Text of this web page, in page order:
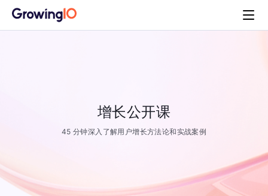
增长公开课
45 分钟深入了解用户增长方法论和实战案例